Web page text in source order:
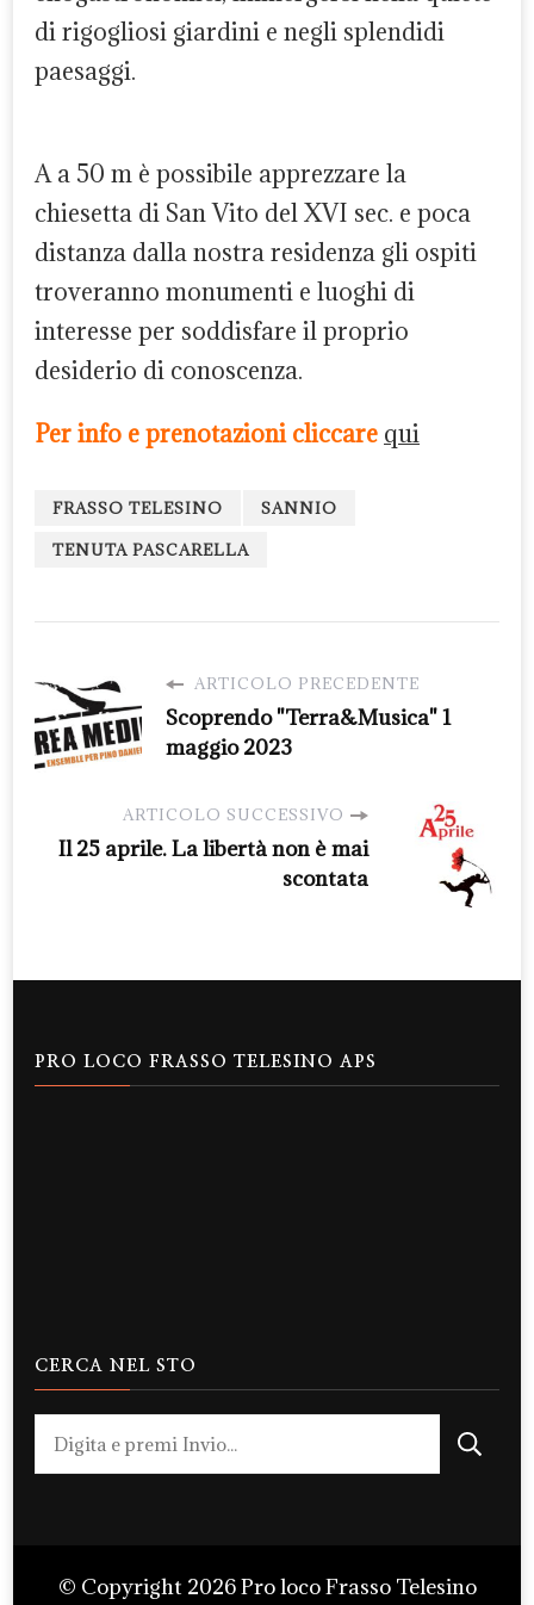
di rigogliosi giardini e negli splendidi
paesaggi.
A a 50 m è possibile apprezzare la
chiesetta di San Vito del XVI sec. e poca
distanza dalla nostra residenza gli ospiti
troveranno monumenti e luoghi di
interesse per soddisfare il proprio
desiderio di conoscenza.
Per info e prenotazioni cliccare qui
FRASSO TELESINO
SANNIO
TENUTA PASCARELLA
ARTICOLO PRECEDENTE
Scoprendo "Terra&Musica" 1
maggio 2023
ARTICOLO SUCCESSIVO
Il 25 aprile. La libertà non è mai
scontata
PRO LOCO FRASSO TELESINO APS
CERCA NEL STO
Cerchi
qualcosa?
© Copyright 2026Pro loco Frasso Telesino